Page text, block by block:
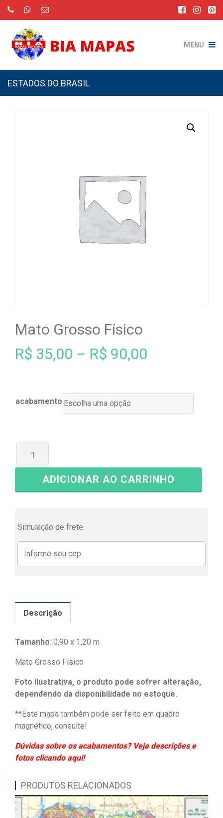
MENU
ESTADOS DO BRASIL
Mato Grosso Físico
R$ 35,00 – R$ 90,00
acabamento
ADICIONAR AO CARRINHO
Simulação de frete
Descrição
Tamanho: 0,90 x 1,20 m
Mato Grosso Físico
Foto ilustrativa, o produto pode sofrer alteração,
dependendo da disponibilidade no estoque.
**Este mapa também pode ser feito em quadro
magnético, consulte!
Dúvidas sobre os acabamentos? Veja descrições e
fotos clicando aqui!
PRODUTOS RELACIONADOS